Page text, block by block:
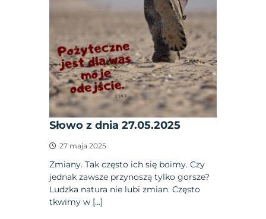
Słowo z dnia 27.05.2025
27 maja 2025
Zmiany. Tak często ich się boimy. Czy
jednak zawsze przynoszą tylko gorsze?
Ludzka natura nie lubi zmian. Często
tkwimy w […]